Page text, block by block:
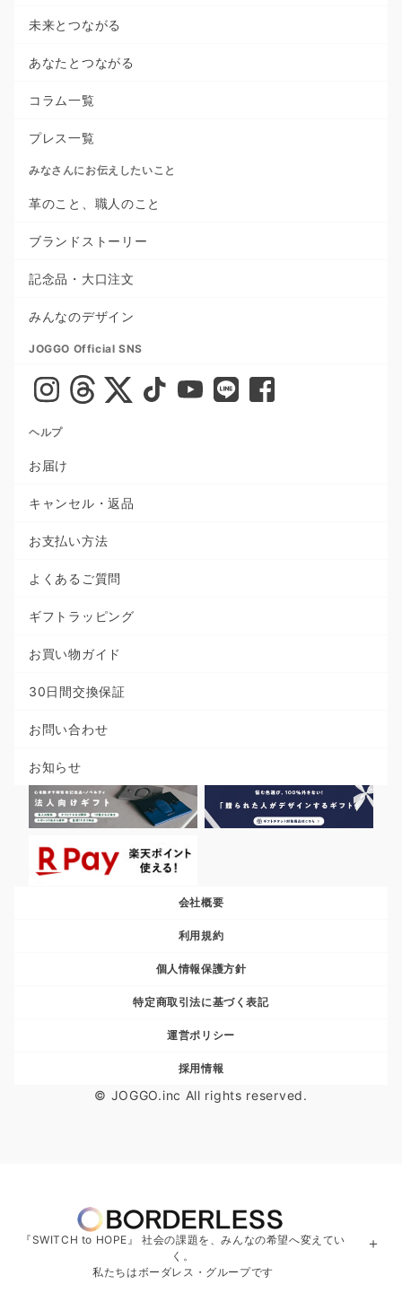
未来とつながる
あなたとつながる
コラム一覧
プレス一覧
みなさんにお伝えしたいこと
革のこと、職人のこと
ブランドストーリー
記念品・大口注文
みんなのデザイン
JOGGO Official SNS
ヘルプ
お届け
キャンセル・返品
お支払い方法
よくあるご質問
ギフトラッピング
お買い物ガイド
30日間交換保証
お問い合わせ
お知らせ
会社概要
利用規約
個人情報保護方針
特定商取引法に基づく表記
運営ポリシー
採用情報
© JOGGO.inc All rights reserved.
『SWITCH to HOPE』 社会の課題を、みんなの希望へ変えてい
く。
私たちはボーダレス・グループです
＋